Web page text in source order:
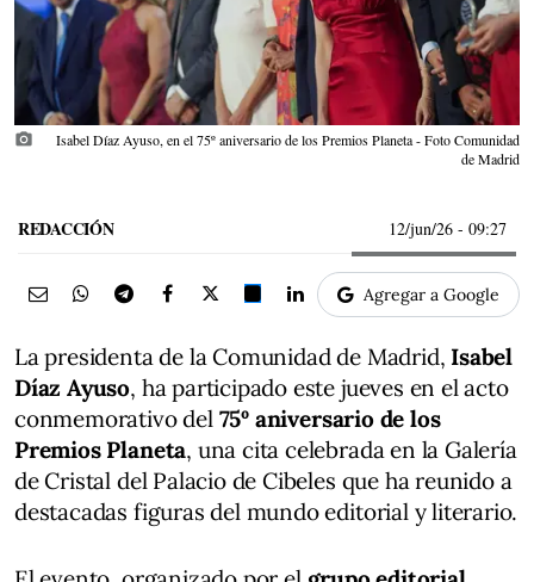
photo_camera
Isabel Díaz Ayuso, en el 75º aniversario de los Premios Planeta - Foto Comunidad
de Madrid
REDACCIÓN 12/jun/26 - 09:27
Agregar a Google
La presidenta de la Comunidad de Madrid, Isabel
Díaz Ayuso, ha participado este jueves en el acto
conmemorativo del 75º aniversario de los
Premios Planeta, una cita celebrada en la Galería
de Cristal del Palacio de Cibeles que ha reunido a
destacadas figuras del mundo editorial y literario.